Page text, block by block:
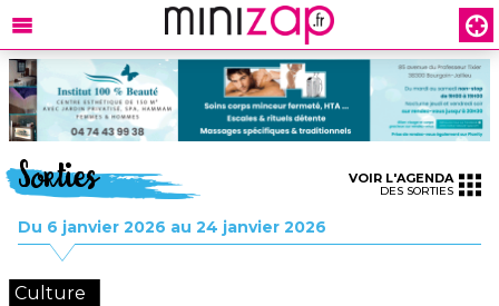
Sorties
Du 6 janvier 2026 au 24 janvier 2026
VOIR L'AGENDA
DES SORTIES
Culture